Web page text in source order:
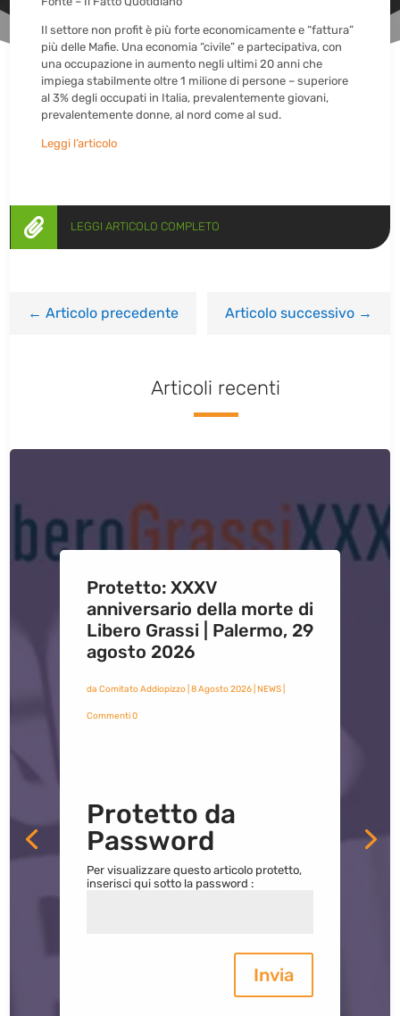
Il settore non profit è più forte economicamente e “fattura”
più delle Mafie. Una economia “civile” e partecipativa, con
una occupazione in aumento negli ultimi 20 anni che
impiega stabilmente oltre 1 milione di persone – superiore
al 3% degli occupati in Italia, prevalentemente giovani,
prevalentemente donne, al nord come al sud.
Leggi l’articolo
 LEGGI ARTICOLO COMPLETO
←Articolo precedente Articolo successivo→
Articoli recenti
Protetto: XXXV
anniversario della morte di
Libero Grassi | Palermo, 29
agosto 2026
da Comitato Addiopizzo| 8 Agosto 2026| NEWS|
Commenti 0
Protetto da
Password
Per visualizzare questo articolo protetto,
inserisci qui sotto la password :
Invia